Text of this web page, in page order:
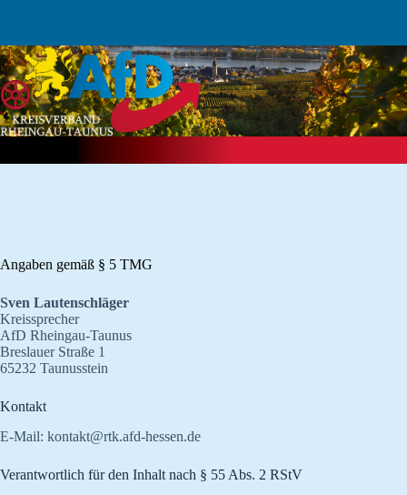
Angaben gemäß § 5 TMG
Sven Lautenschläger
Kreissprecher
AfD Rheingau-Taunus
Breslauer Straße 1
65232 Taunusstein
Kontakt
E-Mail: kontakt@rtk.afd-hessen.de
Verantwortlich für den Inhalt nach § 55 Abs. 2 RStV